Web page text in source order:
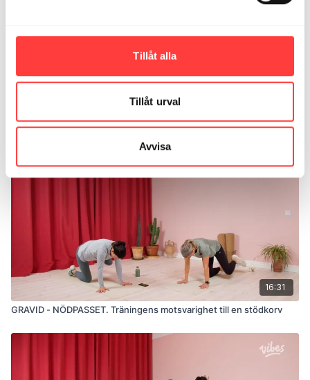
Tillåt alla
Tillåt urval
Avvisa
16:31
GRAVID - NÖDPASSET. Träningens motsvarighet till en stödkorv